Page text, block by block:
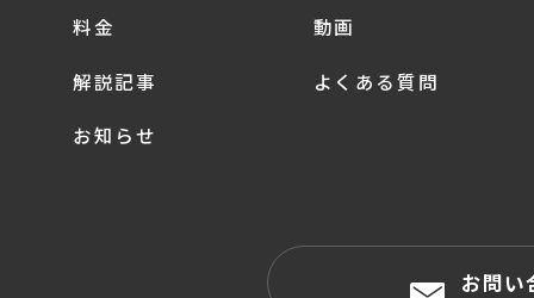
料金 動画
解説記事 よくある質問
お知らせ
お問い